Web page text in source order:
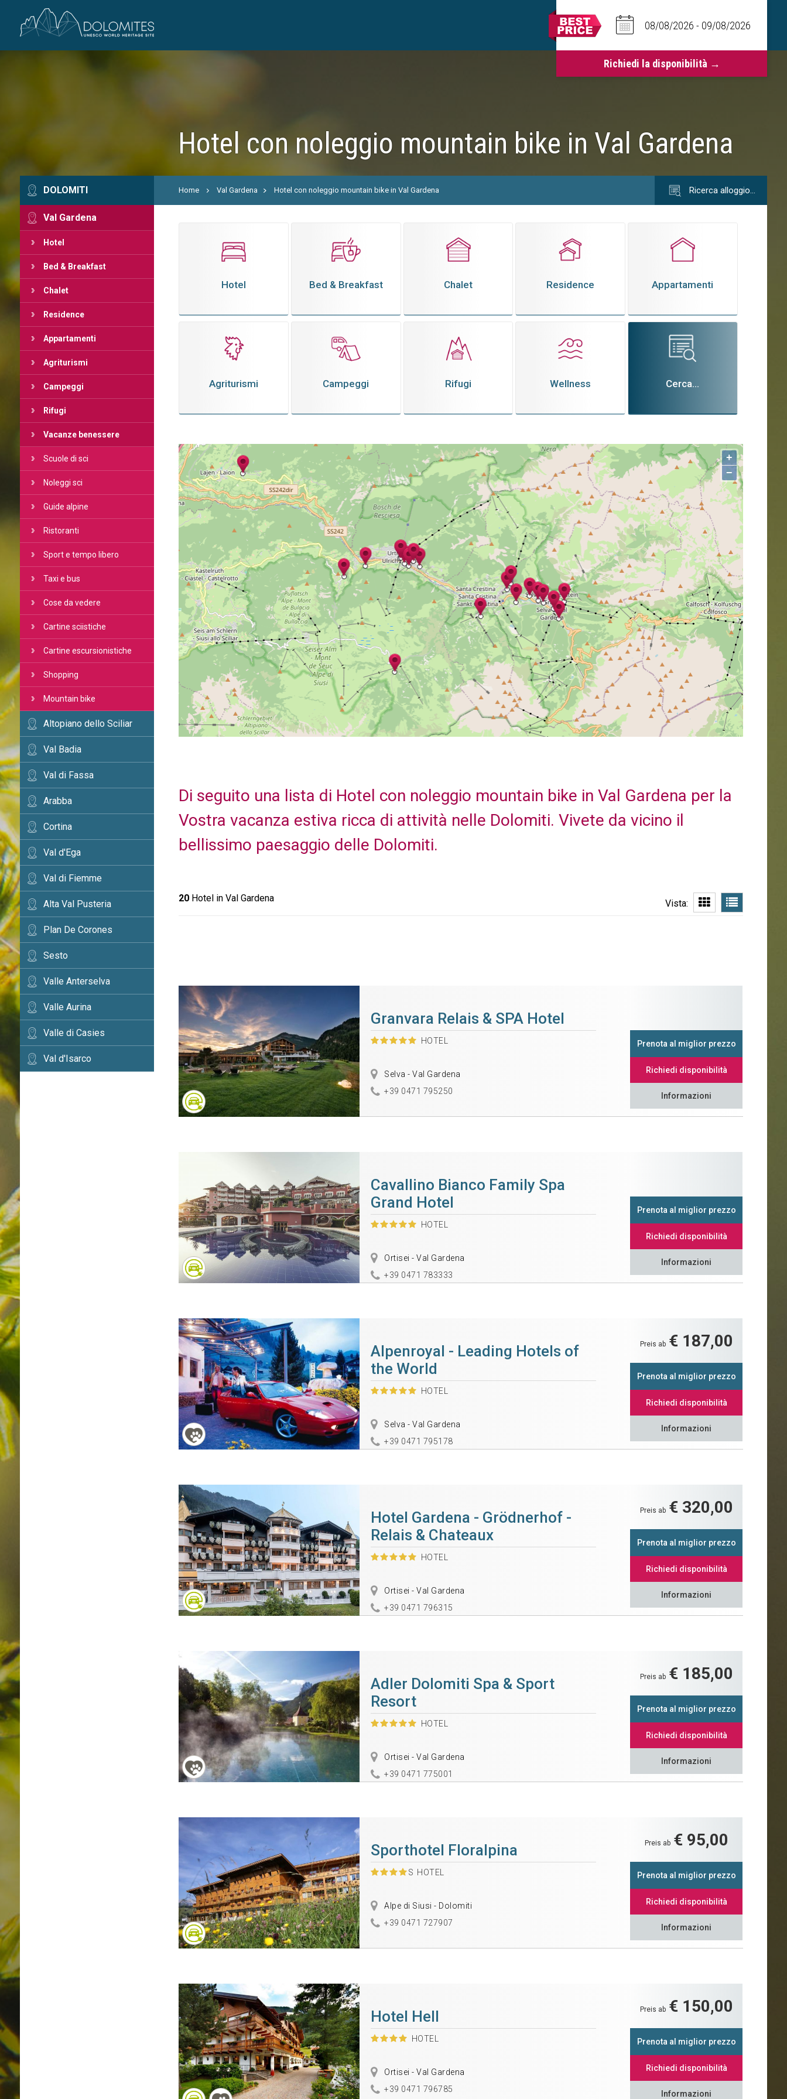
Hotel con noleggio mountain bike in Val Gardena
DOLOMITI
Val Gardena
Hotel
Bed & Breakfast
Chalet
Residence
Appartamenti
Agriturismi
Campeggi
Rifugi
Vacanze benessere
Scuole di sci
Noleggi sci
Guide alpine
Ristoranti
Sport e tempo libero
Taxi e bus
Cose da vedere
Cartine sciistiche
Cartine escursionistiche
Shopping
Mountain bike
Altopiano dello Sciliar
Val Badia
Val di Fassa
Arabba
Cortina
Val d'Ega
Val di Fiemme
Alta Val Pusteria
Plan De Corones
Sesto
Valle Anterselva
Valle Aurina
Valle di Casies
Val d'Isarco
Home Val Gardena Hotel con noleggio mountain bike in Val Gardena Ricerca alloggio…
Hotel Bed & Breakfast Chalet Residence Appartamenti
Agriturismi Campeggi Rifugi Wellness Cerca...
+
−
Di seguito una lista di Hotel con noleggio mountain bike in Val Gardena per la
Vostra vacanza estiva ricca di attività nelle Dolomiti. Vivete da vicino il
bellissimo paesaggio delle Dolomiti.
20 Hotel in Val Gardena Vista:
Granvara Relais & SPA Hotel
HOTEL
Selva - Val Gardena
+39 0471 795250
Prenota al miglior prezzo
Richiedi disponibilità
Informazioni
Cavallino Bianco Family Spa
Grand Hotel
HOTEL
Ortisei - Val Gardena
+39 0471 783333
Prenota al miglior prezzo
Richiedi disponibilità
Informazioni
Alpenroyal - Leading Hotels of
the World
HOTEL
Selva - Val Gardena
+39 0471 795178
Preis ab € 187,00
Prenota al miglior prezzo
Richiedi disponibilità
Informazioni
Hotel Gardena - Grödnerhof -
Relais & Chateaux
HOTEL
Ortisei - Val Gardena
+39 0471 796315
Preis ab € 320,00
Prenota al miglior prezzo
Richiedi disponibilità
Informazioni
Adler Dolomiti Spa & Sport
Resort
HOTEL
Ortisei - Val Gardena
+39 0471 775001
Preis ab € 185,00
Prenota al miglior prezzo
Richiedi disponibilità
Informazioni
Sporthotel Floralpina
S HOTEL
Alpe di Siusi - Dolomiti
+39 0471 727907
Preis ab € 95,00
Prenota al miglior prezzo
Richiedi disponibilità
Informazioni
Hotel Hell
HOTEL
Ortisei - Val Gardena
+39 0471 796785
Preis ab € 150,00
Prenota al miglior prezzo
Richiedi disponibilità
Informazioni